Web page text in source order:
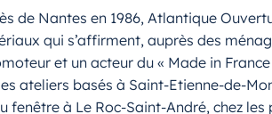
de Nantes en 1986, Atlantique
qui s’affirment, auprès des
et un acteur du « Made in
ateliers basés à Saint-Etienne-de-
fenêtre à Le Roc-Saint-André, chez